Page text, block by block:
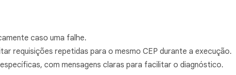
caso uma falhe.
requisições repetidas para o mesmo CEP durante a execução.
com mensagens claras para facilitar o diagnóstico.